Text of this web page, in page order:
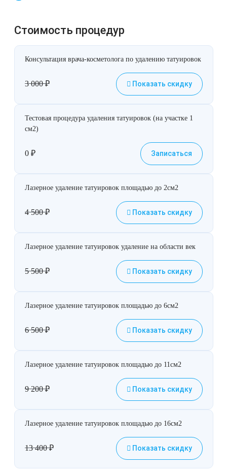
Стоимость процедур
Консультация врача-косметолога по удалению татуировок
3 000₽ Показать скидку
Тестовая процедура удаления татуировок (на участке 1
см2)
0 ₽ Записаться
Лазерное удаление татуировок площадью до 2см2
4 500₽ Показать скидку
Лазерное удаление татуировок удаление на области век
5 500₽ Показать скидку
Лазерное удаление татуировок площадью до 6см2
6 500₽ Показать скидку
Лазерное удаление татуировок площадью до 11см2
9 200₽ Показать скидку
Лазерное удаление татуировок площадью до 16см2
13 400₽ Показать скидку